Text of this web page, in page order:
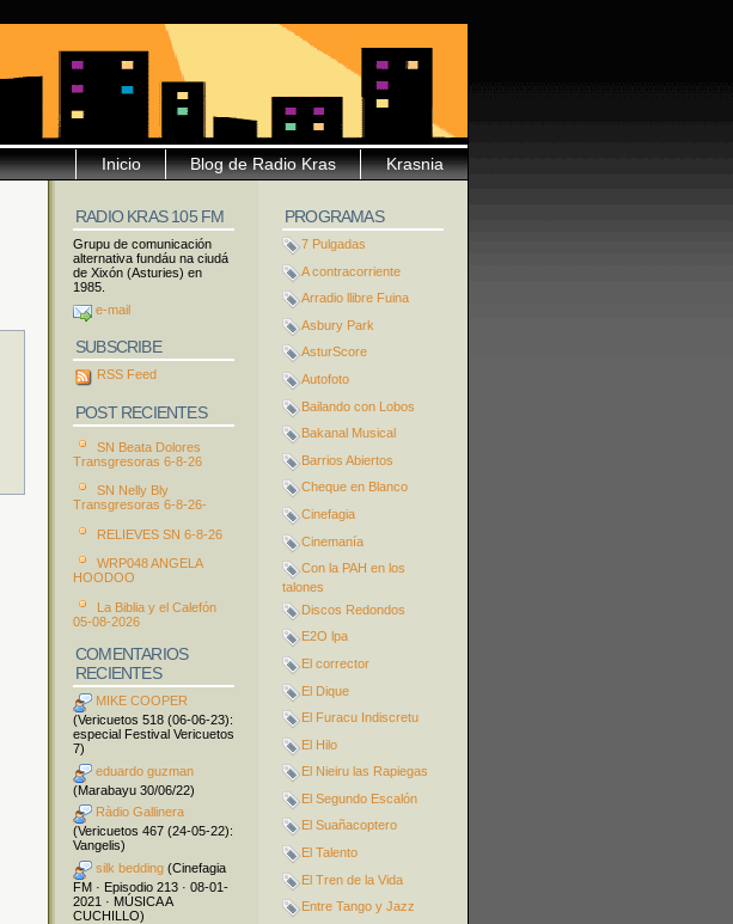
Krasnia
Blog de Radio Kras
Inicio
PROGRAMAS
7 Pulgadas
A contracorriente
Arradio llibre Fuina
Asbury Park
AsturScore
Autofoto
Bailando con Lobos
Bakanal Musical
Barrios Abiertos
Cheque en Blanco
Cinefagia
Cinemanía
Con la PAH en los
talones
Discos Redondos
E2O lpa
El corrector
El Dique
El Furacu Indiscretu
El Hilo
El Nieiru las Rapiegas
El Segundo Escalón
El Suañacoptero
El Talento
El Tren de la Vida
Entre Tango y Jazz
RADIO KRAS 105 FM
Grupu de comunicación
alternativa fundáu na ciudá
de Xixón (Asturies) en
1985.
e-mail
SUBSCRIBE
RSS Feed
POST RECIENTES
SN Beata Dolores
Transgresoras 6-8-26
SN Nelly Bly
Transgresoras 6-8-26-
RELIEVES SN 6-8-26
WRP048 ANGELA
HOODOO
La Biblia y el Calefón
05-08-2026
COMENTARIOS
RECIENTES
MIKE COOPER
(Vericuetos 518 (06-06-23):
especial Festival Vericuetos
7)
eduardo guzman
(Marabayu 30/06/22)
Ràdio Gallinera
(Vericuetos 467 (24-05-22):
Vangelis)
silk bedding (Cinefagia
FM · Episodio 213 · 08-01-
2021 · MÚSICA A
CUCHILLO)